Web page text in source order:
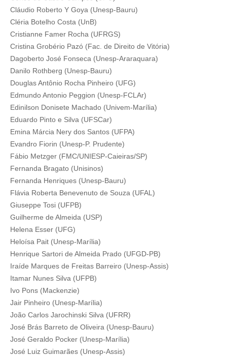
Cláudio Roberto Y Goya (Unesp-Bauru)
Cléria Botelho Costa (UnB)
Cristianne Famer Rocha (UFRGS)
Cristina Grobério Pazó (Fac. de Direito de Vitória)
Dagoberto José Fonseca (Unesp-Araraquara)
Danilo Rothberg (Unesp-Bauru)
Douglas Antônio Rocha Pinheiro (UFG)
Edmundo Antonio Peggion (Unesp-FCLAr)
Edinilson Donisete Machado (Univem-Marília)
Eduardo Pinto e Silva (UFSCar)
Emina Márcia Nery dos Santos (UFPA)
Evandro Fiorin (Unesp-P. Prudente)
Fábio Metzger (FMC/UNIESP-Caieiras/SP)
Fernanda Bragato (Unisinos)
Fernanda Henriques (Unesp-Bauru)
Flávia Roberta Benevenuto de Souza (UFAL)
Giuseppe Tosi (UFPB)
Guilherme de Almeida (USP)
Helena Esser (UFG)
Heloísa Pait (Unesp-Marília)
Henrique Sartori de Almeida Prado (UFGD-PB)
Iraíde Marques de Freitas Barreiro (Unesp-Assis)
Itamar Nunes Silva (UFPB)
Ivo Pons (Mackenzie)
Jair Pinheiro (Unesp-Marília)
João Carlos Jarochinski Silva (UFRR)
José Brás Barreto de Oliveira (Unesp-Bauru)
José Geraldo Pocker (Unesp-Marília)
José Luiz Guimarães (Unesp-Assis)